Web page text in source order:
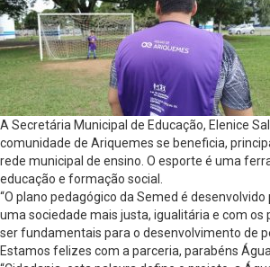
A Secretária Municipal de Educação, Elenice
comunidade de Ariquemes se beneficia,
rede municipal de ensino. O esporte é uma
educação e formação social.
“O plano pedagógico da Semed é
uma sociedade mais justa, igualitária e com os
ser fundamentais para o desenvolvimento de
Estamos felizes com a parceria, parabéns